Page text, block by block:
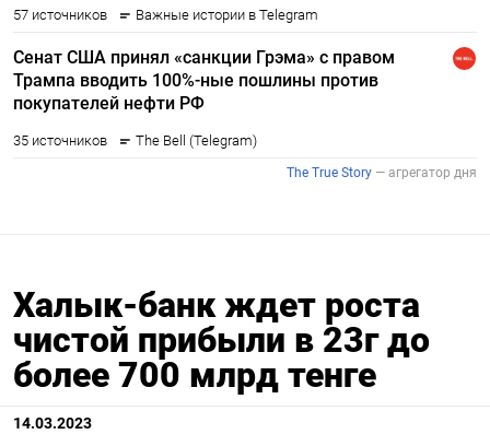
Халык-банк ждет роста
чистой прибыли в 23г до
более 700 млрд тенге
14.03.2023